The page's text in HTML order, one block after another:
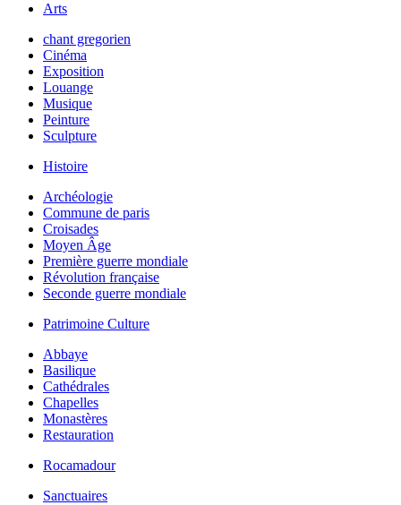
Arts
chant gregorien
Cinéma
Exposition
Louange
Musique
Peinture
Sculpture
Histoire
Archéologie
Commune de paris
Croisades
Moyen Âge
Première guerre mondiale
Révolution française
Seconde guerre mondiale
Patrimoine Culture
Abbaye
Basilique
Cathédrales
Chapelles
Monastères
Restauration
Rocamadour
Sanctuaires